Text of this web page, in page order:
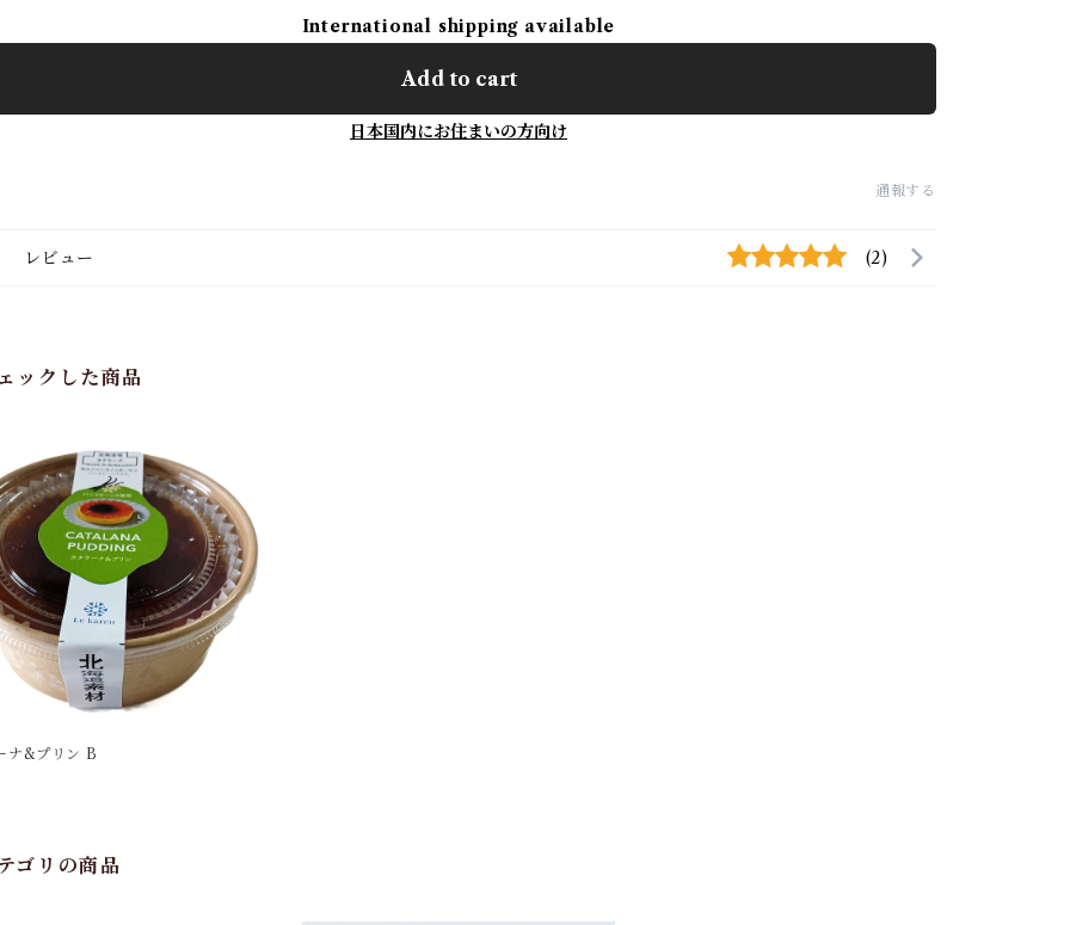
International shipping available
Add to cart
日本国内にお住まいの方向け
通報する
レビュー (2)
ックした商品
ナ&プリン B
ゴリの商品